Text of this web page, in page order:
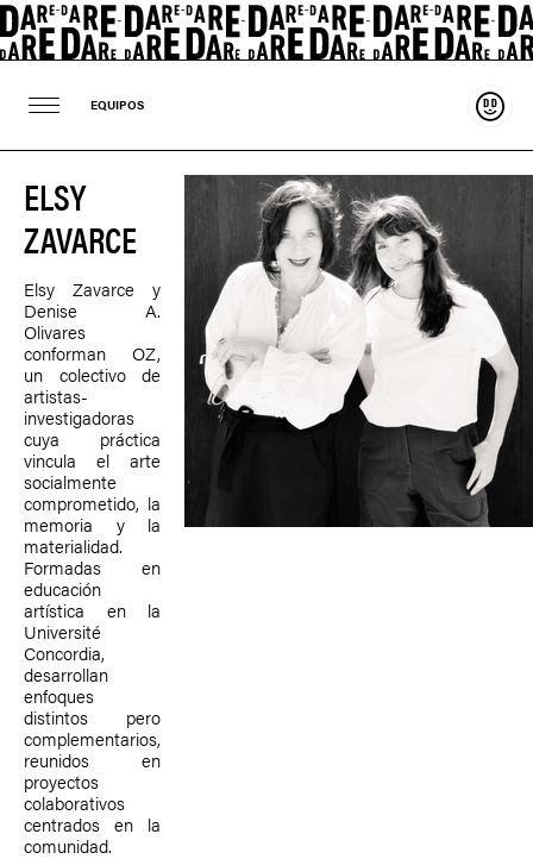
EQUIPOS
ELSY
ZAVARCE
Elsy Zavarce y
Denise A.
Olivares
conforman OZ,
un colectivo de
artistas-
investigadoras
cuya práctica
vincula el arte
socialmente
comprometido, la
memoria y la
materialidad.
Formadas en
educación
artística en la
Université
Concordia,
desarrollan
enfoques
distintos pero
complementarios,
reunidos en
proyectos
colaborativos
centrados en la
comunidad.